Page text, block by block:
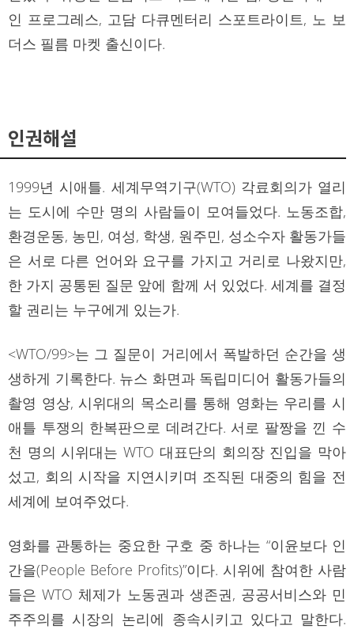
인 프로그레스, 고담 다큐멘터리 스포트라이트, 노 보
더스 필름 마켓 출신이다.
인권해설
1999년 시애틀. 세계무역기구(WTO) 각료회의가 열리
는 도시에 수만 명의 사람들이 모여들었다. 노동조합,
환경운동, 농민, 여성, 학생, 원주민, 성소수자 활동가들
은 서로 다른 언어와 요구를 가지고 거리로 나왔지만,
한 가지 공통된 질문 앞에 함께 서 있었다. 세계를 결정
할 권리는 누구에게 있는가.
<WTO/99>는 그 질문이 거리에서 폭발하던 순간을 생
생하게 기록한다. 뉴스 화면과 독립미디어 활동가들의
촬영 영상, 시위대의 목소리를 통해 영화는 우리를 시
애틀 투쟁의 한복판으로 데려간다. 서로 팔짱을 낀 수
천 명의 시위대는 WTO 대표단의 회의장 진입을 막아
섰고, 회의 시작을 지연시키며 조직된 대중의 힘을 전
세계에 보여주었다.
영화를 관통하는 중요한 구호 중 하나는 “이윤보다 인
간을(People Before Profits)”이다. 시위에 참여한 사람
들은 WTO 체제가 노동권과 생존권, 공공서비스와 민
주주의를 시장의 논리에 종속시키고 있다고 말한다.